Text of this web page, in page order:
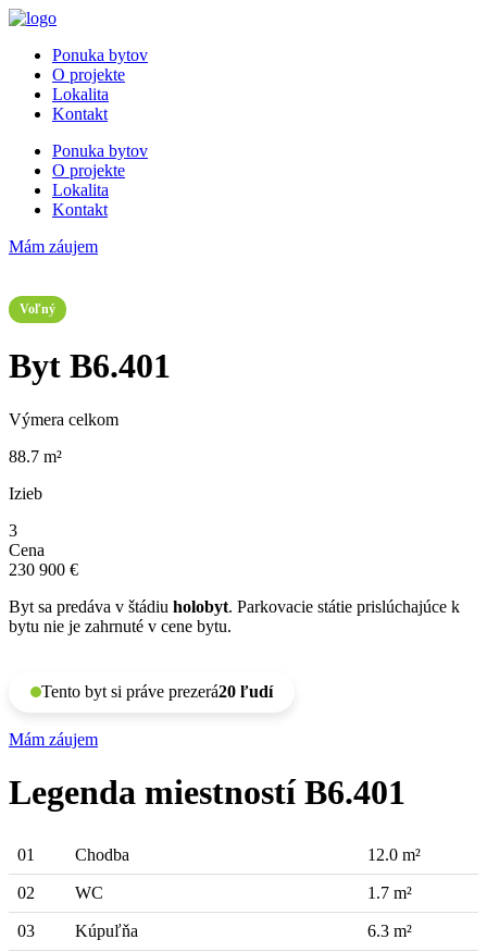
Preskočiť
obsah
Ponuka bytov
O projekte
Lokalita
Kontakt
Ponuka bytov
O projekte
Lokalita
Kontakt
Mám záujem
Voľný
Byt B6.401
Výmera celkom
88.7 m²
Izieb
3
Cena
230 900 €
Byt sa predáva v štádiu holobyt. Parkovacie státie prislúchajúce k
bytu nie je zahrnuté v cene bytu.
Tento byt si práve prezerá20 ľudí
Mám záujem
Legenda miestností B6.401
01 Chodba 12.0 m²
02 WC 1.7 m²
03 Kúpuľňa 6.3 m²